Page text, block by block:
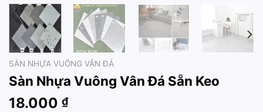
SÀN NHỰA VUÔNG VÂN ĐÁ
Sàn Nhựa Vuông Vân Đá Sẵn Keo
18.000 ₫